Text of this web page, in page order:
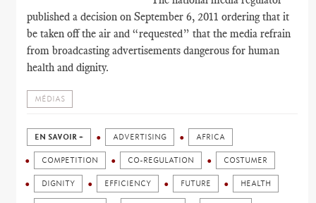
published a decision on September 6, 2011 ordering that it
be taken off the air and “requested” that the media refrain
from broadcasting advertisements dangerous for human
health and dignity.
MÉDIAS
EN SAVOIR + ADVERTISING AFRICA
COMPETITION CO-REGULATION COSTUMER
DIGNITY EFFICIENCY FUTURE HEALTH